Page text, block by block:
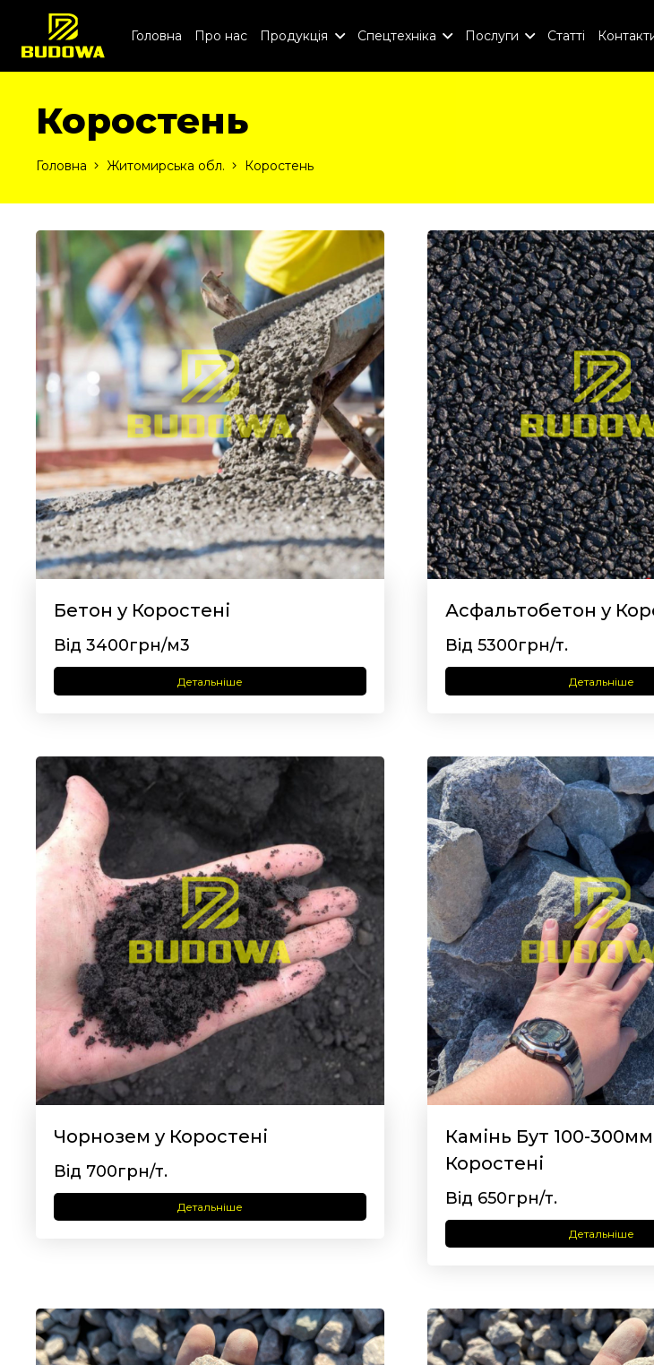
Головна Про нас Продукція Спецтехніка Послуги Статті
Коростень
Головна Житомирська обл. Коростень
Бетон у Коростені
Від 3400грн/м3
Детальніше
Асфальтобетон у
Від 5300грн/т.
Детальніше
Чорнозем у Коростені
Від 700грн/т.
Детальніше
Камінь Бут 100-
Коростені
Від 650грн/т.
Детальніше